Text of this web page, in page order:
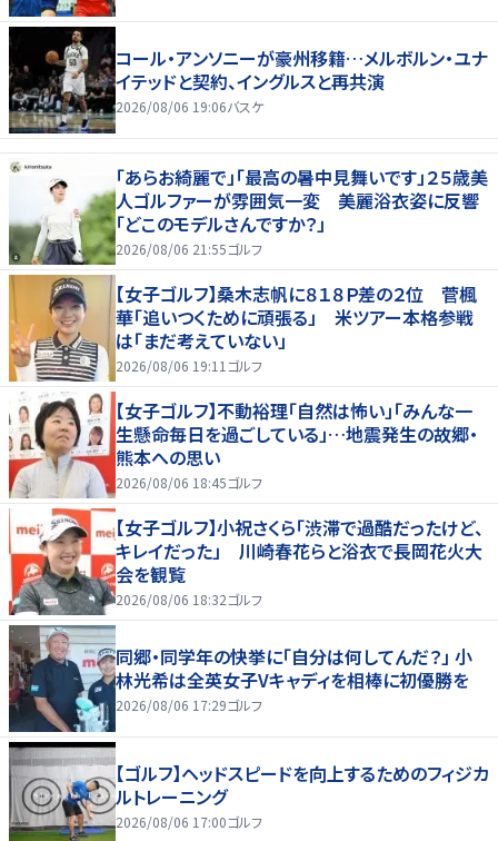
コール・アンソニーが豪州移籍…メルボルン・ユナ
イテッドと契約、イングルスと再共演
2026/08/06 19:06バスケ
「あらお綺麗で」「最高の暑中見舞いです」２５歳美
人ゴルファーが雰囲気一変 美麗浴衣姿に反響
「どこのモデルさんですか？」
2026/08/06 21:55ゴルフ
【女子ゴルフ】桑木志帆に８１８Ｐ差の２位 菅楓
華「追いつくために頑張る」 米ツアー本格参戦
は「まだ考えていない」
2026/08/06 19:11 ゴルフ
【女子ゴルフ】不動裕理「自然は怖い」「みんな一
生懸命毎日を過ごしている」…地震発生の故郷・
熊本への思い
2026/08/06 18:45ゴルフ
【女子ゴルフ】小祝さくら「渋滞で過酷だったけど、
キレイだった」 川崎春花らと浴衣で長岡花火大
会を観覧
2026/08/06 18:32ゴルフ
同郷・同学年の快挙に「自分は何してんだ？」 小
林光希は全英女子Vキャディを相棒に初優勝を
2026/08/06 17:29ゴルフ
【ゴルフ】ヘッドスピードを向上するためのフィジカ
ルトレーニング
2026/08/06 17:00ゴルフ